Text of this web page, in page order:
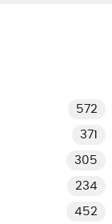
572
371
305
234
452